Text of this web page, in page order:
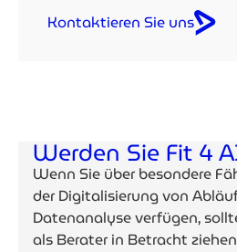
Kontaktieren Sie uns
Werden Sie Fit 4
Wenn Sie über besondere
der Digitalisierung von
Datenanalyse verfügen,
als Berater in Betracht